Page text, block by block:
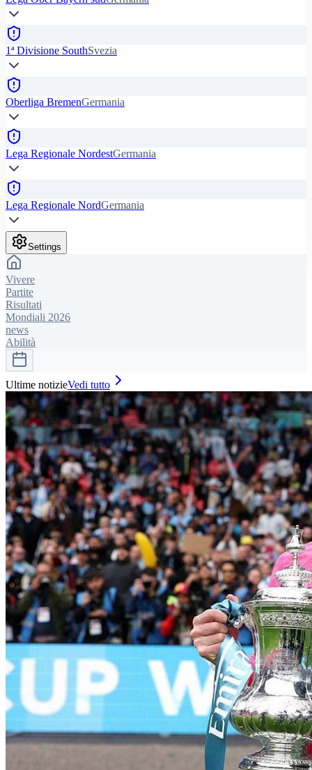
1ª Divisione SouthSvezia
Oberliga BremenGermania
Lega Regionale NordestGermania
Lega Regionale NordGermania
Settings
Vivere
Partite
Risultati
Mondiali 2026
news
Abilità
Ultime notizieVedi tutto